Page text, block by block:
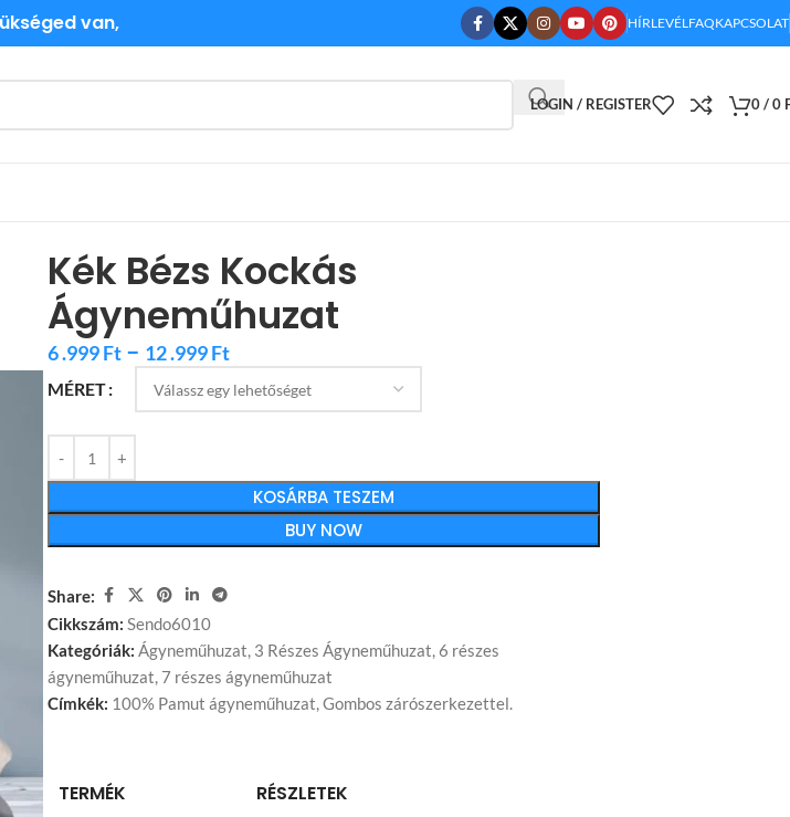
van, HÍRLEVÉLFAQKAPCSOLAT
LOGIN / REGISTER 0/0
Kék Bézs Kockás
Ágyneműhuzat
6 .999Ft – 12 .999Ft
MÉRET
KOSÁRBA TESZEM
BUY NOW
Share:
Cikkszám: Sendo6010
Kategóriák: Ágyneműhuzat, 3 Részes Ágyneműhuzat, 6 részes
ágyneműhuzat, 7 részes ágyneműhuzat
Címkék: 100% Pamut ágyneműhuzat,Gombos zárószerkezettel.
TERMÉK RÉSZLETEK